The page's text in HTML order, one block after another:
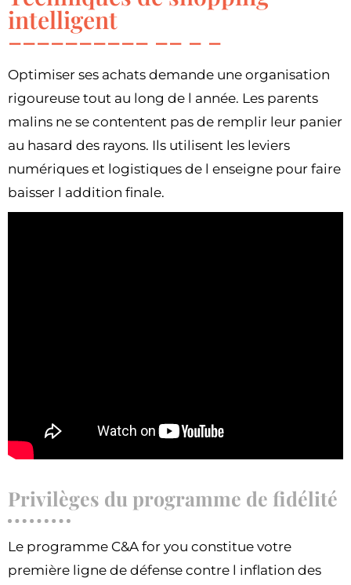
intelligent
Optimiser ses achats demande une organisation
rigoureuse tout au long de l année. Les parents
malins ne se contentent pas de remplir leur panier
au hasard des rayons. Ils utilisent les leviers
numériques et logistiques de l enseigne pour faire
baisser l addition finale.
Privilèges du programme de fidélité
Le programme C&A for you constitue votre
première ligne de défense contre l inflation des